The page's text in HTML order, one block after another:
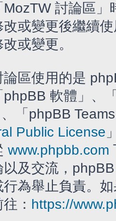
討論區
或變更後繼續
或變更。
論區使用的是
phpBB 軟體」、
「phpBB
Public License
www.phpbb.com
以及交流，
行為舉止負責。
： https://